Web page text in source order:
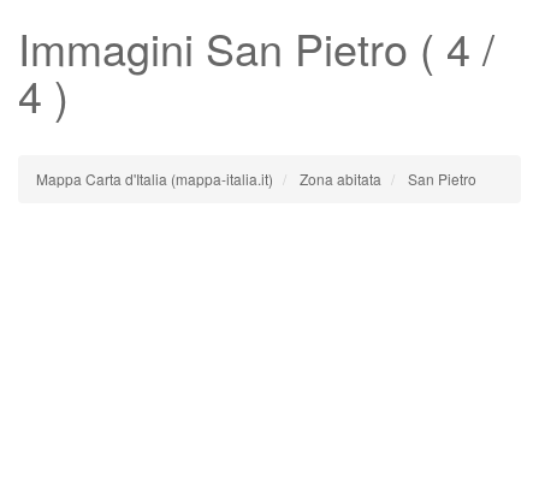
Immagini San Pietro ( 4 /
4 )
Mappa Carta d'Italia (mappa-italia.it) Zona abitata San Pietro